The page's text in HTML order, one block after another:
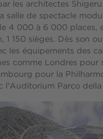
les architectes
salle de spectacle
4 000 à 6 000 places,
1 150 sièges. Dès son
les équipements des
comme Londres pour
pour la
l'Auditorium Parco della